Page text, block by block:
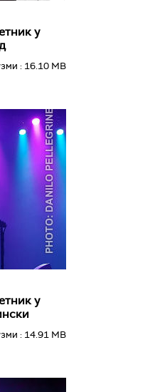
у
: 16.10 MB
у
: 14.91 MB